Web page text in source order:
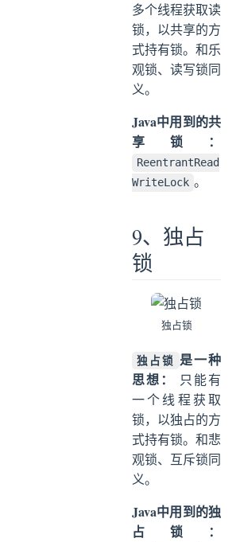
多个线程获取读
锁，以共享的方
式持有锁。和乐
观锁、读写锁同
义。
Java中用到的共
享锁：
ReentrantRead
WriteLock 。
9、独占
锁
独占锁
独占锁
是一种
思想：
只能有
一个线程获取
锁，以独占的方
式持有锁。和悲
观锁、互斥锁同
义。
Java中用到的独
占锁：